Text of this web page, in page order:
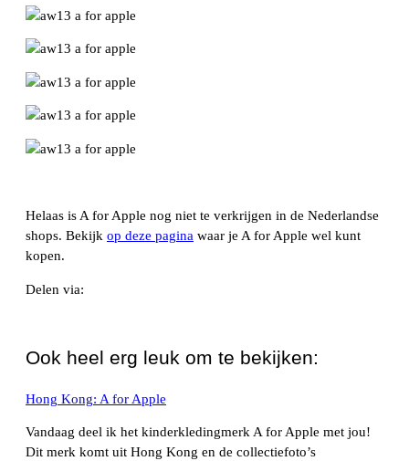
Helaas is A for Apple nog niet te verkrijgen in de Nederlandse
shops. Bekijk op deze pagina waar je A for Apple wel kunt
kopen.
Delen via:
Ook heel erg leuk om te bekijken:
Hong Kong: A for Apple
Vandaag deel ik het kinderkledingmerk A for Apple met jou!
Dit merk komt uit Hong Kong en de collectiefoto’s